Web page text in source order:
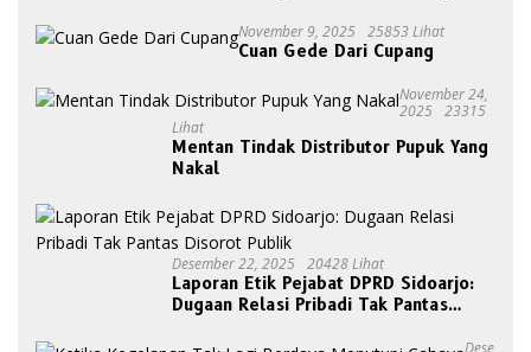
November 9, 2025 25853 Lihat
Cuan Gede Dari Cupang
November 24,
2025 23315
Lihat
Mentan Tindak Distributor Pupuk Yang
Nakal
Desember 22, 2025 20428 Lihat
Laporan Etik Pejabat DPRD Sidoarjo:
Dugaan Relasi Pribadi Tak Pantas
Dese